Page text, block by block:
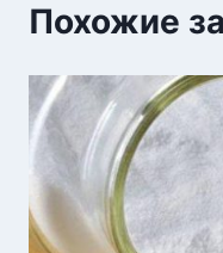
Похожие